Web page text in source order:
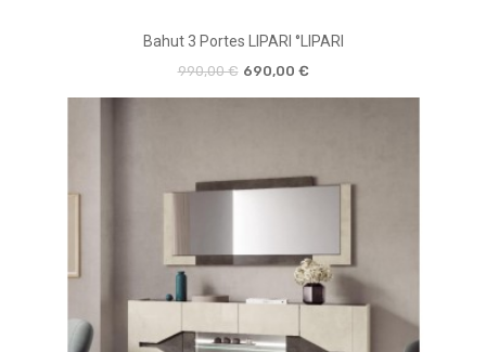
Bahut 3 Portes LIPARI °LIPARI
990,00 € 690,00 €